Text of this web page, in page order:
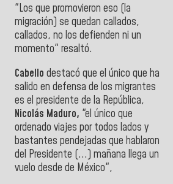
"Los que promovieron eso (la
migración) se quedan callados,
callados, no los defienden ni un
momento" resaltó.
Cabello destacó que el único que ha
salido en defensa de los migrantes
es el presidente de la República,
Nicolás Maduro, "el único que
ordenado viajes por todos lados y
bastantes pendejadas que hablaron
del Presidente (...) mañana llega un
vuelo desde de México",